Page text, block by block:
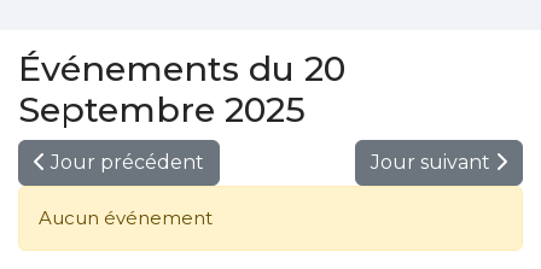
Événements du 20
Septembre 2025
Jour précédent Jour suivant
Aucun événement